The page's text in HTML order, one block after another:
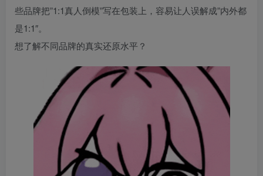
些品牌把”1:1真人倒模”写在包装上，容易让人误解成”内外都
是1:1″。
想了解不同品牌的真实还原水平？